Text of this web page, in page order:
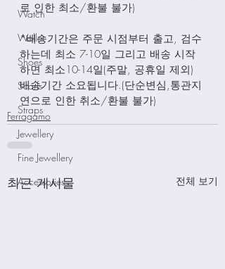
Watch
Wallet
Shoes
Scarfs
Straps
Jewellery
Fine Jewellery
Accessories
로 인한 최소/환불 불가)
*배송기간은 주문 시점부터 출고, 검수
하는데 최소 7-10일 그리고 배송 시작
하면 최소10-14일(주말, 공휴일 제외)
배송기간 소요됩니다.(단순변심,통관지
연으로 인한 취소/환불 불가)
Ferragamo
최근 게시물 전체 보기